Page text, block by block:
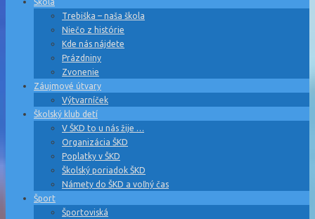
Trebiška – naša škola
Niečo z histórie
Kde nás nájdete
Prázdniny
Zvonenie
Záujmové útvary
Výtvarníček
Školský klub detí
V ŠKD to u nás žije …
Organizácia ŠKD
Poplatky v ŠKD
Školský poriadok ŠKD
Námety do ŠKD a voľný čas
Šport
Športoviská